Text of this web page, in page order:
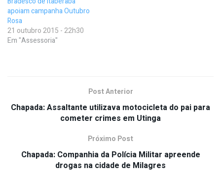
apoiam campanha Outubro
Rosa
21 outubro 2015 - 22h30
Em "Assessoria"
Post Anterior
Chapada: Assaltante utilizava motocicleta do pai para
cometer crimes em Utinga
Próximo Post
Chapada: Companhia da Polícia Militar apreende
drogas na cidade de Milagres